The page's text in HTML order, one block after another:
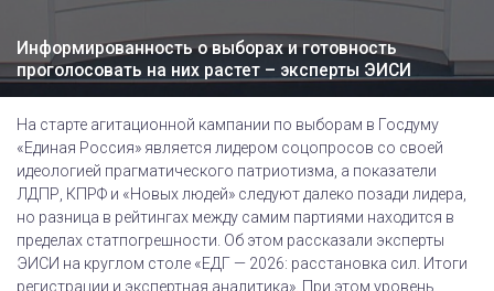
Информированность о выборах и готовность
проголосовать на них растет – эксперты ЭИСИ
На старте агитационной кампании по выборам в Госдуму
«Единая Россия» является лидером соцопросов со своей
идеологией прагматического патриотизма, а показатели
ЛДПР, КПРФ и «Новых людей» следуют далеко позади лидера,
но разница в рейтингах между самим партиями находится в
пределах статпогрешности. Об этом рассказали эксперты
ЭИСИ на круглом столе «ЕДГ — 2026: расстановка сил. Итоги
регистрации и экспертная аналитика». При этом уровень